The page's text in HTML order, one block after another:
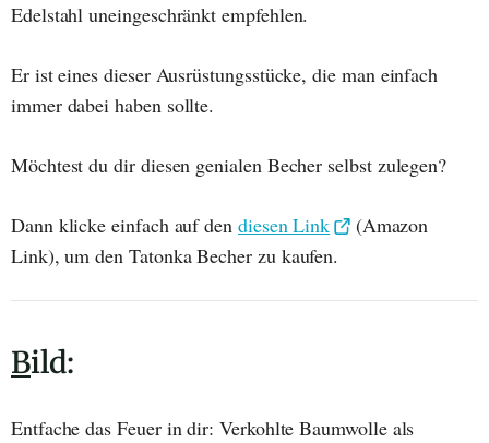
Edelstahl uneingeschränkt empfehlen.
Er ist eines dieser Ausrüstungsstücke, die man einfach
immer dabei haben sollte.
Möchtest du dir diesen genialen Becher selbst zulegen?
Dann klicke einfach auf den diesen Link
(Amazon
Link), um den Tatonka Becher zu kaufen.
Bild:
Entfache das Feuer in dir: Verkohlte Baumwolle als